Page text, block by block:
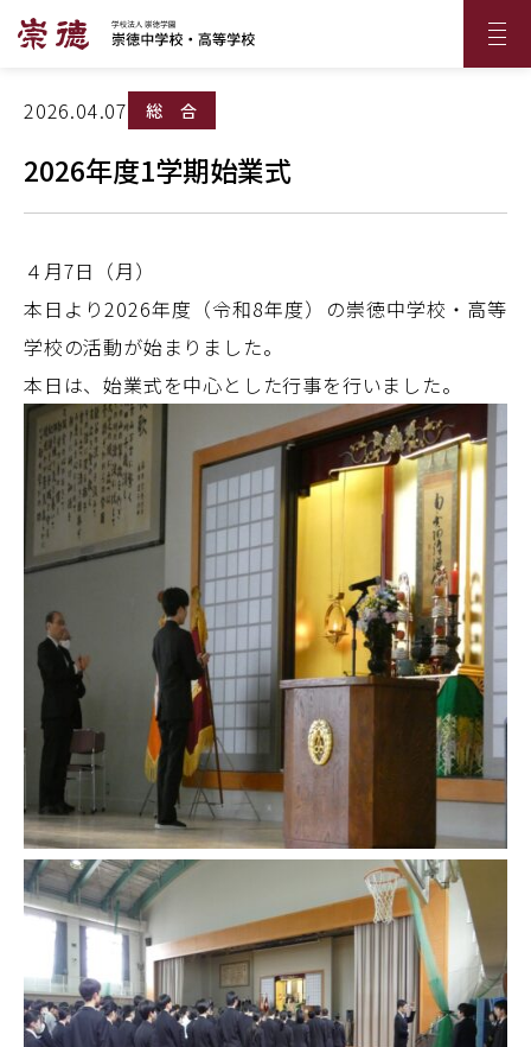
2026.04.07 総 合
2026年度1学期始業式
４月7日（月）
本日より2026年度（令和8年度）の崇徳中学校・高等
学校の活動が始まりました。
本日は、始業式を中心とした行事を行いました。